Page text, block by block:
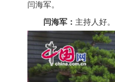
闫海军。
闫海军： 主持人好。